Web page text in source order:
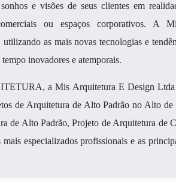
e visões de seus clientes em
ou espaços corporativos. A
as mais novas tecnologias e
inovadores e atemporais.
a Mis Arquitetura E Design
de Arquitetura de Alto Padrão no Alto
de Alto Padrão, Projeto de Arquitetura de
especializados profissionais e as